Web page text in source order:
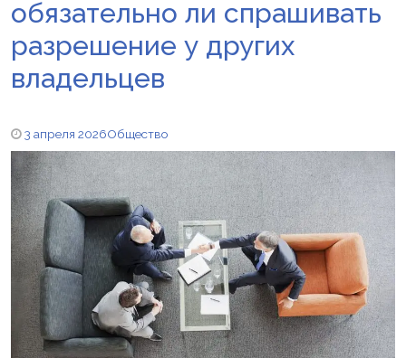
обязательно ли спрашивать
разрешение у других
владельцев
3 апреля 2026Общество